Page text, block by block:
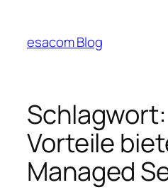
springen
esacom Blog
Schlagwort:
Vorteile
Managed